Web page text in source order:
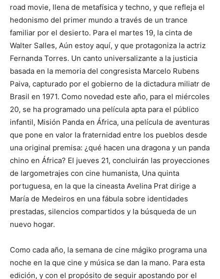
road movie, llena de metafísica y techno, y que refleja el
hedonismo del primer mundo a través de un trance
familiar por el desierto. Para el martes 19, la cinta de
Walter Salles, Aún estoy aquí, y que protagoniza la actriz
Fernanda Torres. Un canto universalizante a la justicia
basada en la memoria del congresista Marcelo Rubens
Paiva, capturado por el gobierno de la dictadura miliatr de
Brasil en 1971. Como novedad este año, para el miércoles
20, se ha programado una película apta para el público
infantil, Misión Panda en África, una película de aventuras
que pone en valor la fraternidad entre los pueblos desde
una original premisa: ¿qué hacen una dragona y un panda
chino en África? El jueves 21, concluirán las proyecciones
de largometrajes con cine humanista, Una quinta
portuguesa, en la que la cineasta Avelina Prat dirige a
María de Medeiros en una fábula sobre identidades
prestadas, silencios compartidos y la búsqueda de un
nuevo hogar.
Como cada año, la semana de cine mágiko programa una
noche en la que cine y música se dan la mano. Para esta
edición, y con el propósito de seguir apostando por el